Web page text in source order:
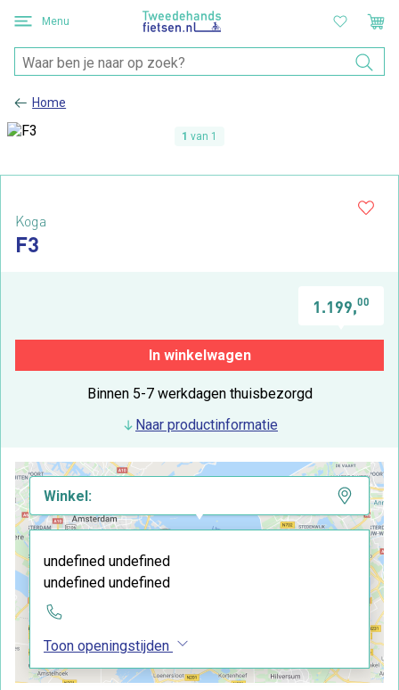
Menu
Home
1 van 1
Koga
F3
1.199,00
In winkelwagen
Binnen 5-7 werkdagen thuisbezorgd
Naar productinformatie
Winkel:
undefined undefined
undefined undefined
Toon openingstijden